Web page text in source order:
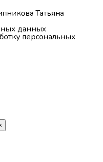
Татьяна
данных
персональных